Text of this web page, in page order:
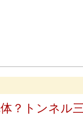
？トンネル